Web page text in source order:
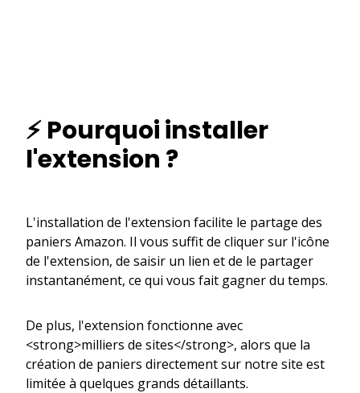
⚡ Pourquoi installer
l'extension ?
L'installation de l'extension facilite le partage des
paniers Amazon. Il vous suffit de cliquer sur l'icône
de l'extension, de saisir un lien et de le partager
instantanément, ce qui vous fait gagner du temps.
De plus, l'extension fonctionne avec
<strong>milliers de sites</strong>, alors que la
création de paniers directement sur notre site est
limitée à quelques grands détaillants.